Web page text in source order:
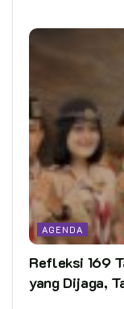
AGENDA
Refleksi 169
yang Dijaga,